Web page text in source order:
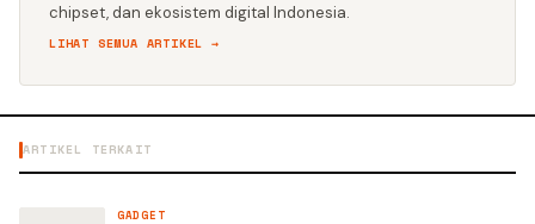
chipset, dan ekosistem digital Indonesia.
LIHAT SEMUA ARTIKEL →
ARTIKEL TERKAIT
GADGET